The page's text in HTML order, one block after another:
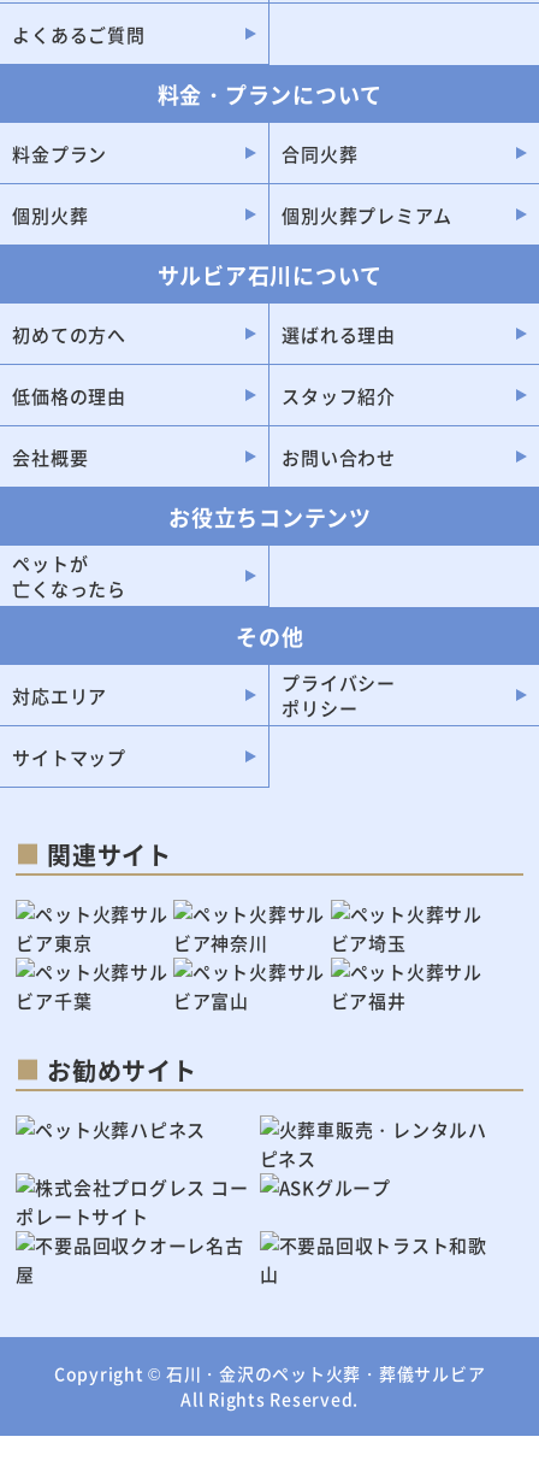
よくあるご質問
料金・プランについて
料金プラン 合同火葬
個別火葬 個別火葬プレミアム
サルビア石川について
初めての方へ 選ばれる理由
低価格の理由 スタッフ紹介
会社概要 お問い合わせ
お役立ちコンテンツ
ペットが
亡くなったら
その他
対応エリア
プライバシー
ポリシー
サイトマップ
関連サイト
お勧めサイト
Copyright © 石川・金沢のペット火葬・葬儀サルビア
All Rights Reserved.